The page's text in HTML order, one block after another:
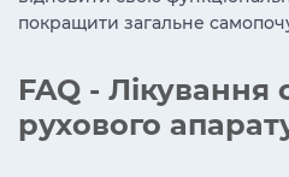
покращити загальне
FAQ - Лікування
рухового